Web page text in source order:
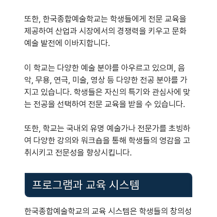
또한, 한국종합예술학교는 학생들에게 전문 교육을
제공하여 산업과 시장에서의 경쟁력을 키우고 문화
예술 발전에 이바지합니다.
이 학교는 다양한 예술 분야를 아우르고 있으며, 음
악, 무용, 연극, 미술, 영상 등 다양한 전공 분야를 가
지고 있습니다. 학생들은 자신의 특기와 관심사에 맞
는 전공을 선택하여 전문 교육을 받을 수 있습니다.
또한, 학교는 국내외 유명 예술가나 전문가를 초빙하
여 다양한 강의와 워크숍을 통해 학생들의 영감을 고
취시키고 전문성을 향상시킵니다.
프로그램과 교육 시스템
한국종합예술학교의 교육 시스템은 학생들의 창의성